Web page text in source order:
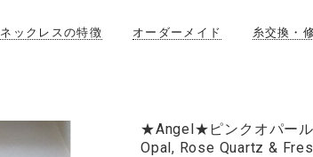
ネックレスの特徴 オーダーメイド 糸交換・
★Angel★ピンクオパー
Opal, Rose Quartz &